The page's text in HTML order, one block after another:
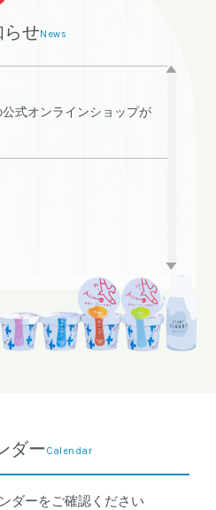
らせNews
式オンラインショップが
ダーCalendar
ダーをご確認ください